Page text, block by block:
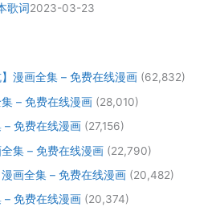
歌词2023-03-23
】漫画全集 – 免费在线漫画 (62,832)
– 免费在线漫画 (28,010)
– 免费在线漫画 (27,156)
集 – 免费在线漫画 (22,790)
画全集 – 免费在线漫画 (20,482)
– 免费在线漫画 (20,374)